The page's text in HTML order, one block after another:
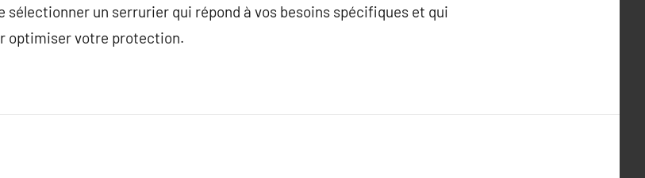
sélectionner un serrurier qui répond à vos besoins spécifiques et qui
optimiser votre protection.